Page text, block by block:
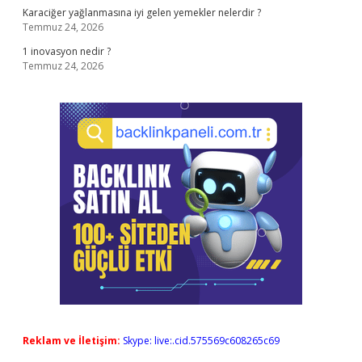
Karaciğer yağlanmasına iyi gelen yemekler nelerdir ?
Temmuz 24, 2026
1 inovasyon nedir ?
Temmuz 24, 2026
Reklam ve İletişim: Skype: live:.cid.575569c608265c69